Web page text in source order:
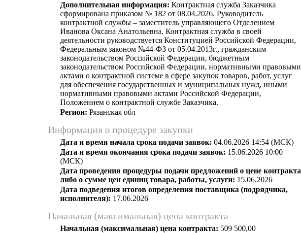
Дополнительная информация: Контрактная служба Заказчика
сформирована приказом № 182 от 08.04.2026. Руководитель
контрактной службы – заместитель управляющего Отделением
Иванова Оксана Анатольевна. Контрактная служба в своей
деятельности руководствуется Конституцией Российской Федерации,
Федеральным законом №44-ФЗ от 05.04.2013г., гражданским
законодательством Российской Федерации, бюджетным
законодательством Российской Федерации, нормативными правовыми
актами о контрактной системе в сфере закупок товаров, работ, услуг
для обеспечения государственных и муниципальных нужд, иными
нормативными правовыми актами Российской Федерации,
Положением о контрактной службе Заказчика.
Регион: Рязанская обл
Информация о процедуре закупки
Дата и время начала срока подачи заявок: 04.06.2026 14:54 (МСК)
Дата и время окончания срока подачи заявок: 15.06.2026 10:00
(МСК)
Дата проведения процедуры подачи предложений о цене контракта
либо о сумме цен единиц товара, работы, услуги: 15.06.2026
Дата подведения итогов определения поставщика (подрядчика,
исполнителя): 17.06.2026
Начальная (максимальная) цена контракта
Начальная (максимальная) цена контракта: 509 500,00